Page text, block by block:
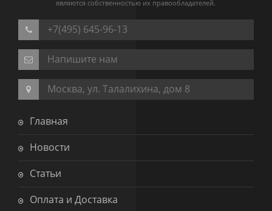
являются собственностью их правообладателей.
+7(495) 645-96-13
Напишите нам
Москва, ул. Талалихина, дом 8
Главная
Новости
Статьи
Оплата и Доставка